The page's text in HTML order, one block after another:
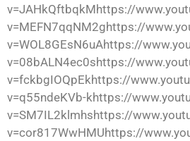
v=JAHkQftbqkMhttps://
v=MEFN7qqNM2ghttps://
v=WOL8GEsN6uAhttps://
v=08bALN4ec0shttps://
v=fckbgIOQpEkhttps://
v=q55ndeKVb-khttps://
v=SM7IL2klmhshttps://
v=cor817WwHMUhttps://